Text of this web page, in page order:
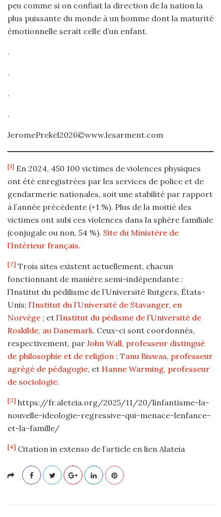
peu comme si on confiait la direction de la nation la
plus puissante du monde à un homme dont la maturité
émotionnelle serait celle d’un enfant.
.
.
.
.
JeromePrekel2026©www.lesarment.com
[1] En 2024, 450 100 victimes de violences physiques
ont été enregistrées par les services de police et de
gendarmerie nationales, soit une stabilité par rapport
à l’année précédente (+1 %). Plus de la moitié des
victimes ont subi ces violences dans la sphère familiale
(conjugale ou non, 54 %). Site du Ministère de
l’Intérieur français.
[2] Trois sites existent actuellement, chacun
fonctionnant de manière semi-indépendante :
l’Institut du pédilisme de l’Université Rutgers, États-
Unis; l’Institut du l’Université de Stavanger, en
Norvège ; et l’Institut du pédisme de l’Université de
Roskilde, au Danemark. Ceux-ci sont coordonnés,
respectivement, par John Wall, professeur distingué
de philosophie et de religion ; Tanu Biswas, professeur
agrégé de pédagogie, et Hanne Warming, professeur
de sociologie.
[3] https://fr.aleteia.org/2025/11/20/linfantisme-la-
nouvelle-ideologie-regressive-qui-menace-lenfance-
et-la-famille/
[4] Citation in extenso de l’article en lien Alateia